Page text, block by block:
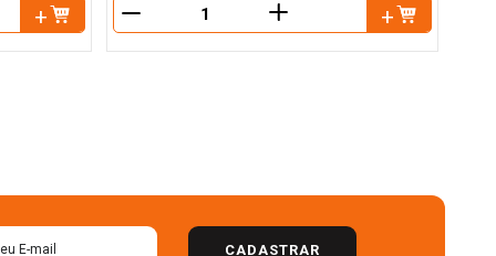
＋
CADASTRAR